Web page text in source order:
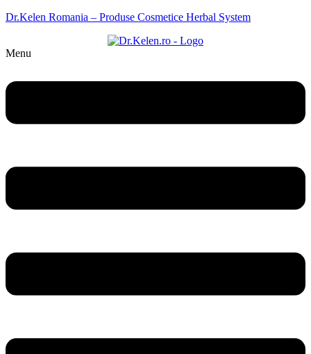
Dr.Kelen Romania – Produse Cosmetice Herbal System
Menu